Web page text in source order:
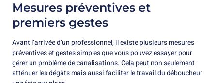
Mesures préventives et
premiers gestes
Avant l’arrivée d’un professionnel, il existe plusieurs mesures
préventives et gestes simples que vous pouvez essayer pour
gérer un problème de canalisations. Cela peut non seulement
atténuer les dégâts mais aussi faciliter le travail du déboucheur